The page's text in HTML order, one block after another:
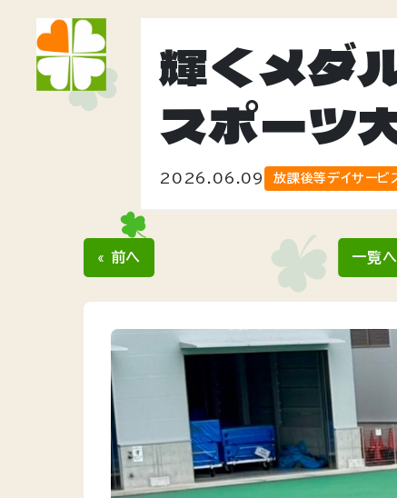
輝くメダ
スポーツ
2026.06.09 放課後等デイサービ
« 前へ 一覧